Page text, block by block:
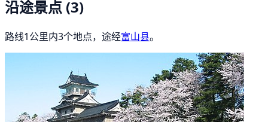
沿途景点 (3)
路线1公里内3个地点，途经富山县。